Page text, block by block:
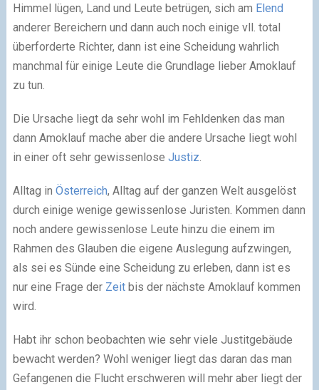
Himmel lügen, Land und Leute betrügen, sich am Elend
anderer Bereichern und dann auch noch einige vll. total
überforderte Richter, dann ist eine Scheidung wahrlich
manchmal für einige Leute die Grundlage lieber Amoklauf
zu tun.
Die Ursache liegt da sehr wohl im Fehldenken das man
dann Amoklauf mache aber die andere Ursache liegt wohl
in einer oft sehr gewissenlose Justiz.
Alltag in Österreich, Alltag auf der ganzen Welt ausgelöst
durch einige wenige gewissenlose Juristen. Kommen dann
noch andere gewissenlose Leute hinzu die einem im
Rahmen des Glauben die eigene Auslegung aufzwingen,
als sei es Sünde eine Scheidung zu erleben, dann ist es
nur eine Frage der Zeitbis der nächste Amoklauf kommen
wird.
Habt ihr schon beobachten wie sehr viele Justitgebäude
bewacht werden? Wohl weniger liegt das daran das man
Gefangenen die Flucht erschweren will mehr aber liegt der